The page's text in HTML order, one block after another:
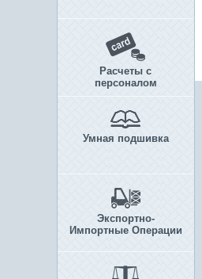
Расчеты с
персоналом
Умная подшивка
Экспортно-
Импортные Операции